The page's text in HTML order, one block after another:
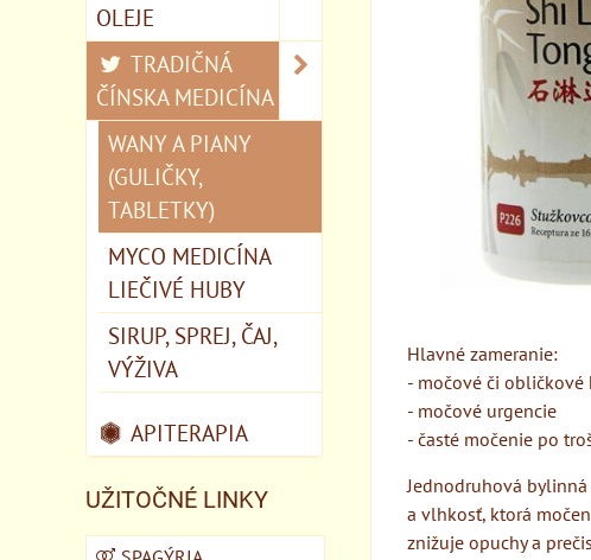
Hlavné zameranie:
- močové či obličkové
- močové urgencie
- časté močenie po
Jednodruhová
a vlhkosť, ktorá
znižuje opuchy a
OLEJE
TRADIČNÁ
ČÍNSKA MEDICÍNA
WANY A PIANY
(GULIČKY,
TABLETKY)
MYCO MEDICÍNA
LIEČIVÉ HUBY
SIRUP, SPREJ, ČAJ,
VÝŽIVA
APITERAPIA
UŽITOČNÉ LINKY